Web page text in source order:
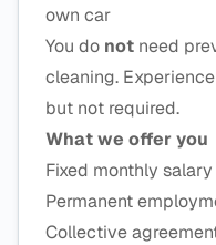
own car
You do not need
cleaning.
but not required.
What we offer you
Fixed monthly salary
Permanent
Collective